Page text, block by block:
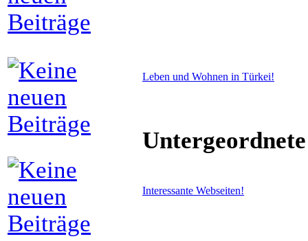
Leben und Wohnen in Türkei!
Interessante Webseiten!